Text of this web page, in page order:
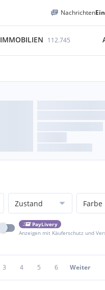
Nachrichten
IMMOBILIEN 112.745
Zustand Farbe
PayLivery
Anzeigen mit Käuferschutz und
3 4 5 6 Weiter